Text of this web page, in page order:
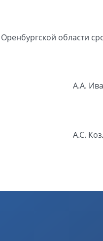
области
А.А.
А.С.